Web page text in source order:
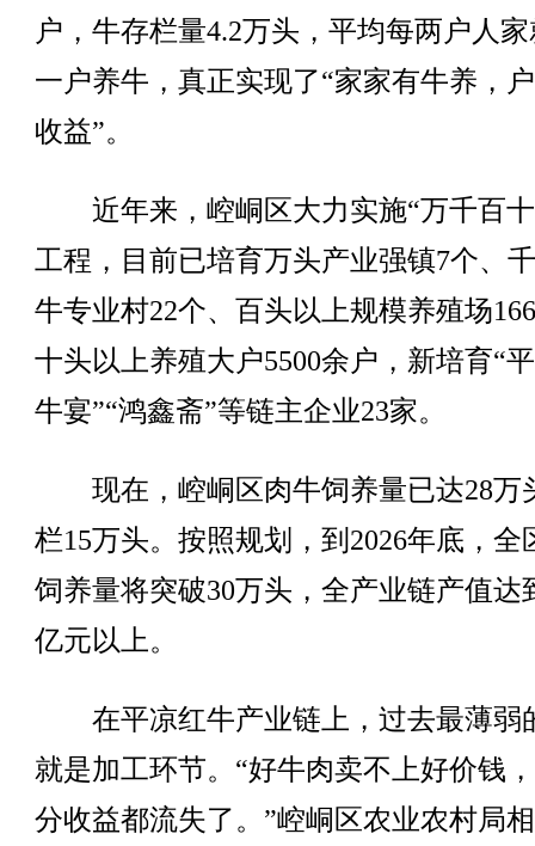
户，牛存栏量4.2万头，平均每两户人
一户养牛，真正实现了“家家有牛养，
收益”。
近年来，崆峒区大力实施“万千百十
工程，目前已培育万头产业强镇7个、
牛专业村22个、百头以上规模养殖场
十头以上养殖大户5500余户，新培育“
牛宴”“鸿鑫斋”等链主企业23家。
现在，崆峒区肉牛饲养量已达28万
栏15万头。按照规划，到2026年底，全
饲养量将突破30万头，全产业链产值达
亿元以上。
在平凉红牛产业链上，过去最薄弱
就是加工环节。“好牛肉卖不上好价钱
分收益都流失了。”崆峒区农业农村局